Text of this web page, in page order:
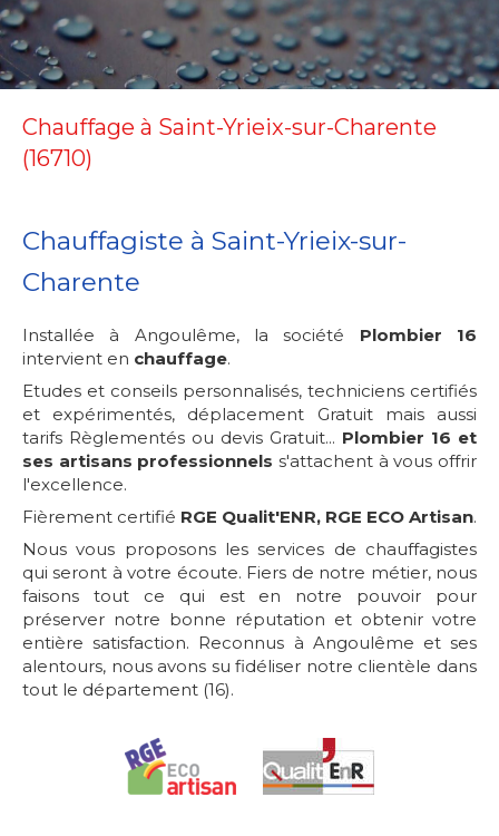
Chauffage à Saint-Yrieix-sur-Charente
(16710)
Chauffagiste à Saint-Yrieix-sur-
Charente
Installée à Angoulême, la société Plombier 16
intervient en chauffage.
Etudes et conseils personnalisés, techniciens certifiés
et expérimentés, déplacement Gratuit mais aussi
tarifs Règlementés ou devis Gratuit... Plombier 16 et
ses artisans professionnels s'attachent à vous offrir
l'excellence.
Fièrement certifié RGE Qualit'ENR, RGE ECO Artisan.
Nous vous proposons les services de chauffagistes
qui seront à votre écoute. Fiers de notre métier, nous
faisons tout ce qui est en notre pouvoir pour
préserver notre bonne réputation et obtenir votre
entière satisfaction. Reconnus à Angoulême et ses
alentours, nous avons su fidéliser notre clientèle dans
tout le département (16).